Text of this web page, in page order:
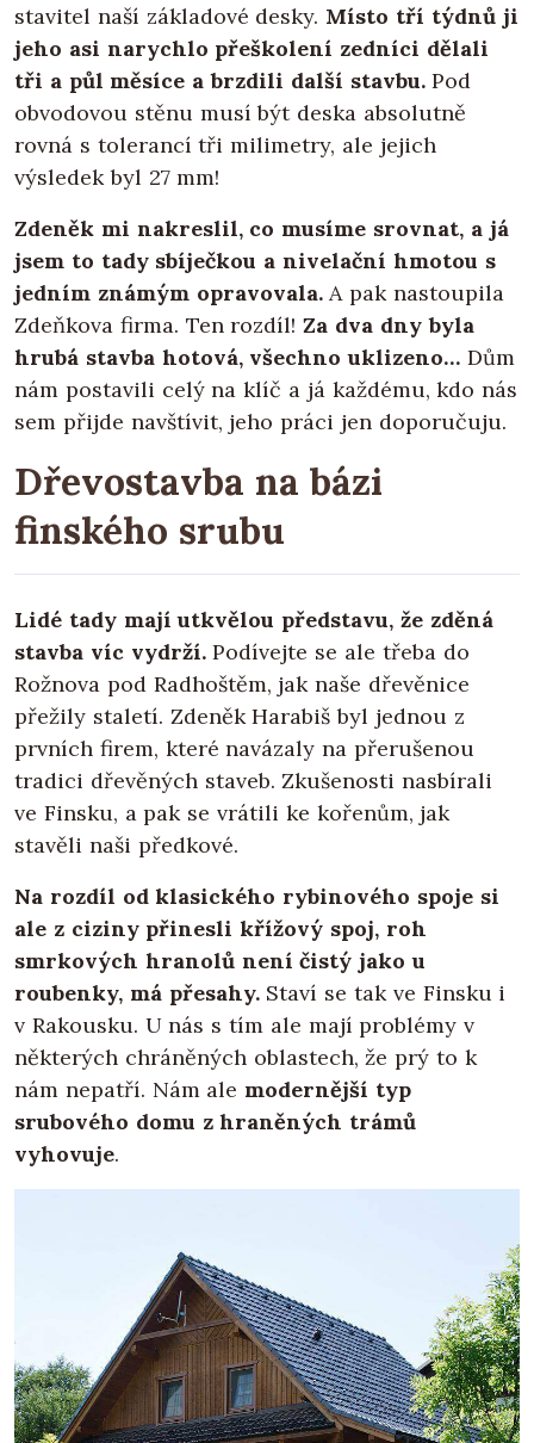
stavitel naší základové desky. Místo tří týdnů ji
jeho asi narychlo přeškolení zedníci dělali
tři a půl měsíce a brzdili další stavbu.Pod
obvodovou stěnu musí být deska absolutně
rovná s tolerancí tři milimetry, ale jejich
výsledek byl 27 mm!
Zdeněk mi nakreslil, co musíme srovnat, a já
jsem to tady sbíječkou a nivelační hmotou s
jedním známým opravovala.A pak nastoupila
Zdeňkova firma. Ten rozdíl!Za dva dny byla
hrubá stavba hotová, všechno uklizeno… Dům
nám postavili celý na klíč a já každému, kdo nás
sem přijde navštívit, jeho práci jen doporučuju.
Dřevostavba na bázi
finského srubu
Lidé tady mají utkvělou představu, že zděná
stavba víc vydrží.Podívejte se ale třeba do
Rožnova pod Radhoštěm, jak naše dřevěnice
přežily staletí. Zdeněk Harabiš byl jednou z
prvních firem, které navázaly na přerušenou
tradici dřevěných staveb. Zkušenosti nasbírali
ve Finsku, a pak se vrátili ke kořenům, jak
stavěli naši předkové.
Na rozdíl od klasického rybinového spoje si
ale z ciziny přinesli křížový spoj, roh
smrkových hranolů není čistý jako u
roubenky, má přesahy.Staví se tak ve Finsku i
v Rakousku. U nás s tím ale mají problémy v
některých chráněných oblastech, že prý to k
nám nepatří. Nám ale modernější typ
srubového domu z hraněných trámů
vyhovuje.